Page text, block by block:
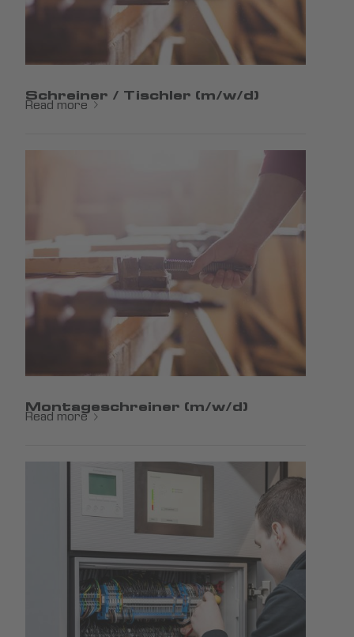
Schreiner / Tischler (m/w/d)
Read more
Montageschreiner (m/w/d)
Read more